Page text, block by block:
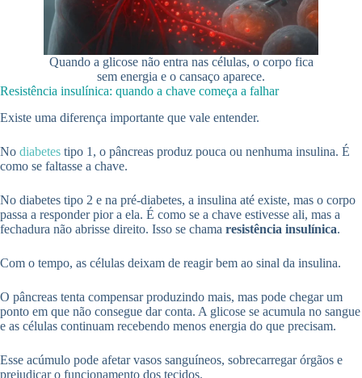
Quando a glicose não entra nas células, o corpo fica
sem energia e o cansaço aparece.
Resistência insulínica: quando a chave começa a falhar
Existe uma diferença importante que vale entender.
No diabetes tipo 1, o pâncreas produz pouca ou nenhuma insulina. É
como se faltasse a chave.
No diabetes tipo 2 e na pré-diabetes, a insulina até existe, mas o corpo
passa a responder pior a ela. É como se a chave estivesse ali, mas a
fechadura não abrisse direito. Isso se chama resistência insulínica.
Com o tempo, as células deixam de reagir bem ao sinal da insulina.
O pâncreas tenta compensar produzindo mais, mas pode chegar um
ponto em que não consegue dar conta. A glicose se acumula no sangue
e as células continuam recebendo menos energia do que precisam.
Esse acúmulo pode afetar vasos sanguíneos, sobrecarregar órgãos e
prejudicar o funcionamento dos tecidos.